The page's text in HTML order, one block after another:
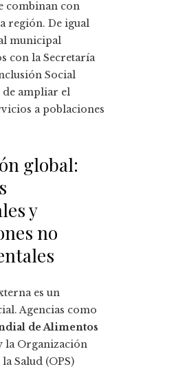
combinan con
región. De igual
municipal
con la Secretaría
Social
de ampliar el
a poblaciones
global:
y
no
es un
Agencias como
de Alimentos
la Organización
Salud (OPS)